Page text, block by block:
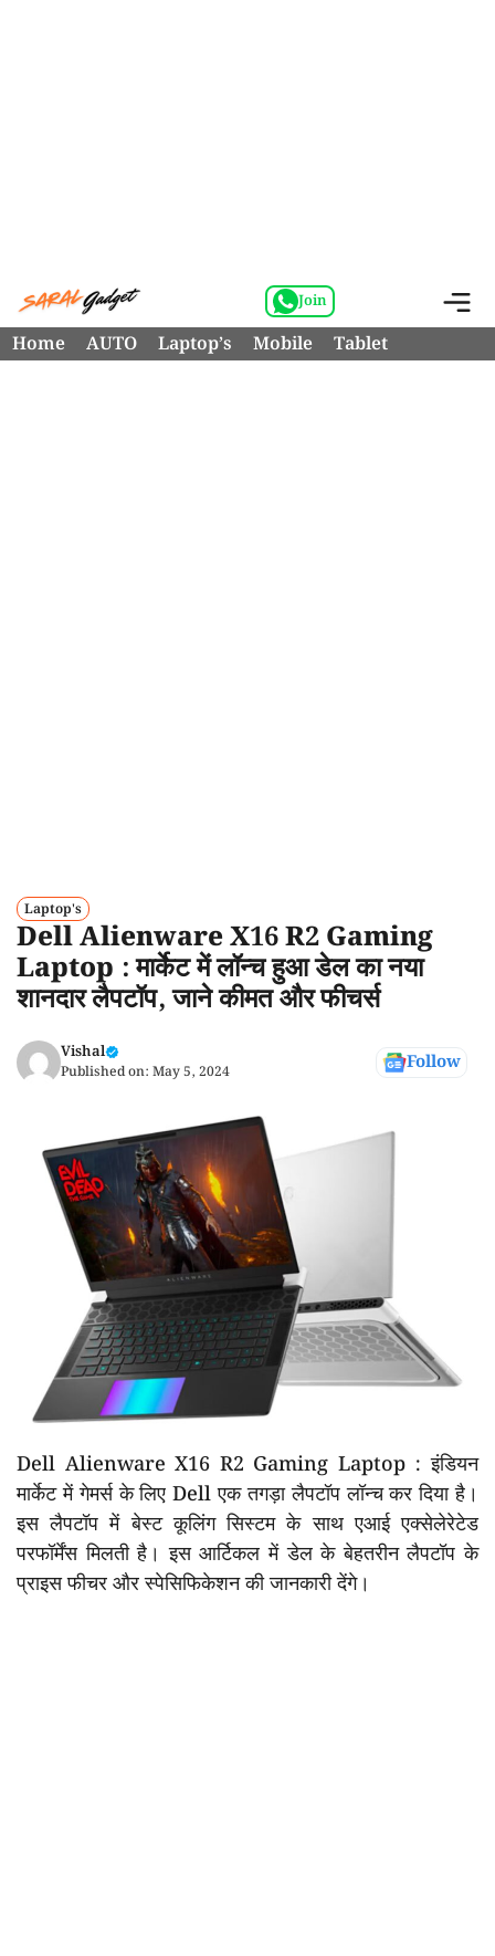
Skip
to
content
Join
Home AUTO Laptop’s Mobile Tablet
Laptop's
Dell Alienware X16 R2 Gaming
Laptop : मार्केट में लॉन्च हुआ डेल का नया
शानदार लैपटॉप, जाने कीमत और फीचर्स
Vishal
Published on: May 5, 2024 Follow
Dell Alienware X16 R2 Gaming Laptop : इंडियन
मार्केट में गेमर्स के लिए Dell एक तगड़ा लैपटॉप लॉन्च कर दिया है।
इस लैपटॉप में बेस्ट कूलिंग सिस्टम के साथ एआई एक्सेलेरेटेड
परफॉर्मेंस मिलती है। इस आर्टिकल में डेल के बेहतरीन लैपटॉप के
प्राइस फीचर और स्पेसिफिकेशन की जानकारी देंगे।